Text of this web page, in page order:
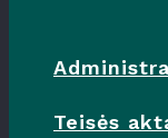
Teisės